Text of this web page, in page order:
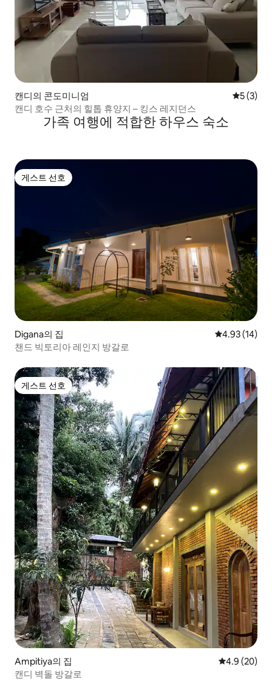
캔디의 콘도미니엄 평점 5점
5 (3)
캔디 호수 근처의 힐톱 휴양지 – 킹스 레지던스
가족 여행에 적합한 하우스 숙소
게스트 선호
게스트 선호
Digana의 집 평점 4.93점
4.93 (14)
챈드 빅토리아 레인지 방갈로
게스트 선호
게스트 선호
Ampitiya의 집 평점 4.9점(5
4.9 (20)
캔디 벽돌 방갈로